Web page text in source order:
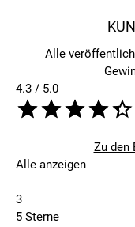
Alle
4.3 / 5.0
Zu den
Alle anzeigen
3
5 Sterne